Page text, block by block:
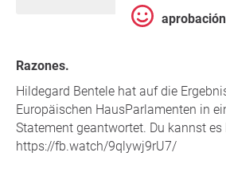
aprobación
Razones.
Hildegard Bentele hat auf die
Europäischen HausParlamenten in
Statement geantwortet. Du kannst es
https://fb.watch/9qlywj9rU7/